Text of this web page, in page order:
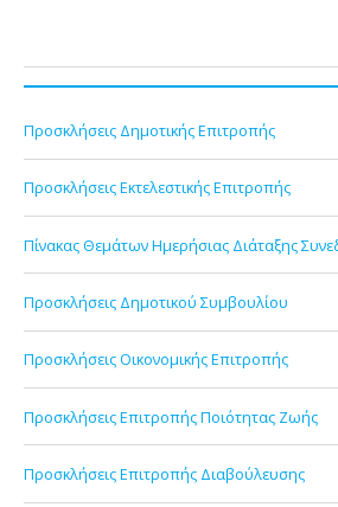
Προσκλήσεις Δημοτικής Επιτροπής
Προσκλήσεις Εκτελεστικής Επιτροπής
Πίνακας Θεμάτων Ημερήσιας Διάταξης
Προσκλήσεις Δημοτικού Συμβουλίου
Προσκλήσεις Οικονομικής Επιτροπής
Προσκλήσεις Επιτροπής Ποιότητας Ζωής
Προσκλήσεις Επιτροπής Διαβούλευσης